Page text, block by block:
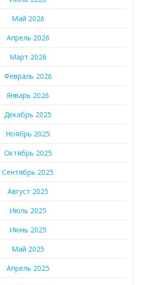
Май 2026
Апрель 2026
Март 2026
Февраль 2026
Январь 2026
Декабрь 2025
Ноябрь 2025
Октябрь 2025
Сентябрь 2025
Август 2025
Июль 2025
Июнь 2025
Май 2025
Апрель 2025